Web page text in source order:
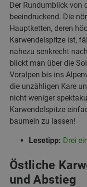
Der Rundumblick von
beeindruckend. Die
Hauptketten, deren
Karwendelspitze ist,
nahezu senkrecht
blickt man über die
Voralpen bis ins
die unzähligen Kare
nicht weniger
Karwendelspitze
baumeln zu lassen!
Lesetipp: Drei
Östliche
und Abstieg